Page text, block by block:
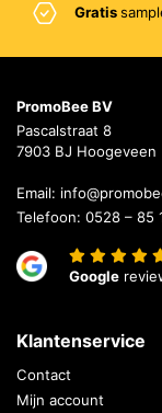
Gratis
PromoBee BV
Pascalstraat 8
7903 BJ Hoogeveen
Email:
Telefoon: 0528 – 85
Google
Klantenservice
Contact
Mijn account